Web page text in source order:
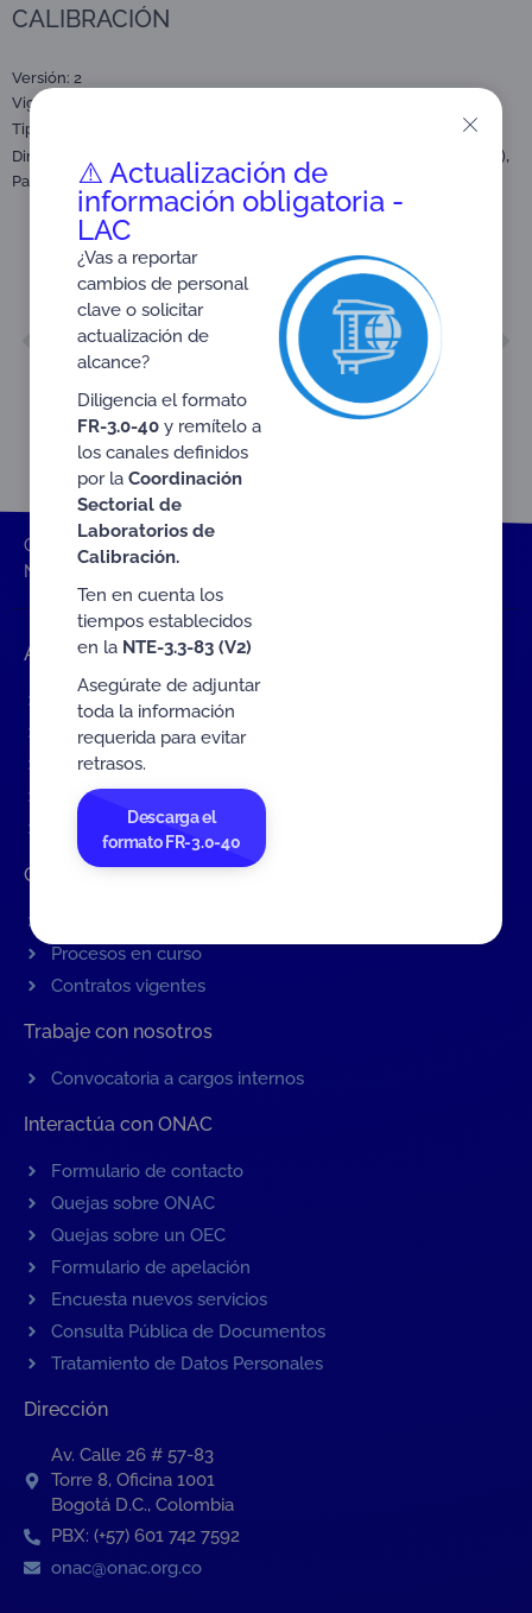
CALIBRACIÓN
Versión: 2
Vigencia a partir de: 2026-01-01
Tipo:
Dirigido a:
Laboratorios de Calibración (LAC),
Partes interesadas y público en general.
ANTERIOR
NTE-3.3-86 V2
SIGUIENTE
NTE-3.3-98 V1
ONAC Inicio ONAC
NTE-3.3-83 V2
Accesos rápidos
Eventos
Tarifas MIT
Servicios de ONAC
Acredítate con ONAC
Documentos
Contratación de Bienes y Servicios
Procesos en curso
Contratos vigentes
Trabaje con nosotros
Convocatoria a cargos internos
Interactúa con ONAC
Formulario de contacto
Quejas sobre ONAC
Quejas sobre un OEC
Formulario de apelación
Encuesta nuevos servicios
Consulta Pública de Documentos
Tratamiento de Datos Personales
Dirección
Av. Calle 26 # 57-83
Torre 8, Oficina 1001
Bogotá D.C., Colombia
PBX: (+57) 601 742 7592
onac@onac.org.co
⚠️ Actualización de
información obligatoria -
LAC
¿Vas a reportar
cambios de personal
clave o solicitar
actualización de
alcance?
Diligencia el formato
FR-3.0-40y remítelo a
los canales definidos
por la Coordinación
Sectorial de
Laboratorios de
Calibración.
Ten en cuenta los
tiempos establecidos
en la NTE-3.3-83 (V2)
Asegúrate de adjuntar
toda la información
requerida para evitar
retrasos.
Descarga el
formato FR-3.0-40